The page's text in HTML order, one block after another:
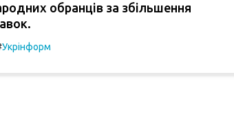
обранців за збільшення
Укрінформ